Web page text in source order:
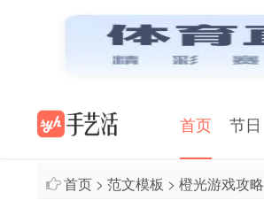
首页 节日
首页 > 范文模板 > 橙光游戏攻略